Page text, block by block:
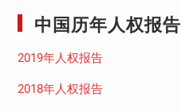
中国历年人权报告
2019年人权报告
2018年人权报告